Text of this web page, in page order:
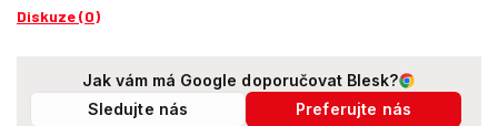
Diskuze (0)
Jak vám má Google doporučovat Blesk?
Sledujte nás
Preferujte nás